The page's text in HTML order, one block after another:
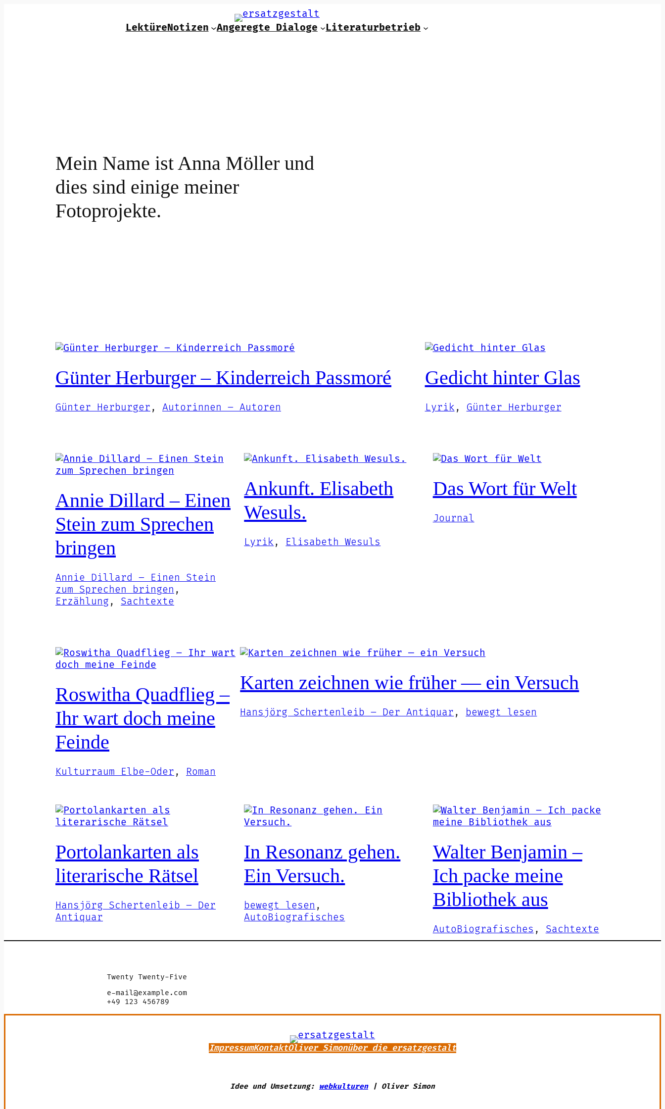
LektüreNotizen Angeregte Dialoge Literaturbetrieb
Mein Name ist Anna Möller und
dies sind einige meiner
Fotoprojekte.
Günter Herburger – Kinderreich Passmoré
Günter Herburger , Autorinnen – Autoren
Gedicht hinter Glas
Lyrik , Günter Herburger
Annie Dillard – Einen
Stein zum Sprechen
bringen
Annie Dillard – Einen Stein
zum Sprechen bringen
Erzählung , Sachtexte
Ankunft. Elisabeth
Wesuls.
Lyrik , Elisabeth Wesuls
Das Wort für Welt
Journal
Roswitha Quadflieg –
Ihr wart doch meine
Feinde
Kulturraum Elbe-Oder , Roman
Karten zeichnen wie früher — ein Versuch
Hansjörg Schertenleib – Der Antiquar , bewegt lesen
Portolankarten als
literarische Rätsel
Hansjörg Schertenleib – Der
Antiquar
In Resonanz gehen.
Ein Versuch.
bewegt lesen
AutoBiografisches
Walter Benjamin –
Ich packe meine
Bibliothek aus
AutoBiografisches , Sachtexte
Twenty Twenty-Five
e-mail@example.com
+49 123 456789
ImpressumKontaktOliver Simonüber die ersatzgestalt
Idee und Umsetzung: webkulturen| Oliver Simon